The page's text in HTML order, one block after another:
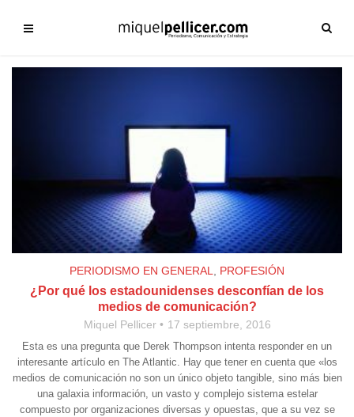
PERIODISMO EN GENERAL, PROFESIÓN
¿Por qué los estadounidenses desconfían de los
medios de comunicación?
Miquel Pellicer 17 septiembre, 2016
Esta es una pregunta que Derek Thompson intenta responder en un
interesante artículo en The Atlantic. Hay que tener en cuenta que «los
medios de comunicación no son un único objeto tangible, sino más bien
una galaxia información, un vasto y complejo sistema estelar
compuesto por organizaciones diversas y opuestas, que a su vez se